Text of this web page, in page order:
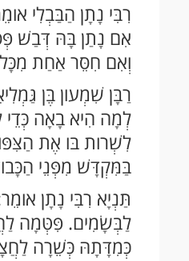
רִבִּי נָתָן הַבַּבְלִי
אִם נָתַן בָּהּ דְּבַשׁ
וְאִם חִסֵּר אַחַת
רַבָּן שִׁמְעון בֶּן
לְמָה הִיא בָאָה כְּדֵי
לִשְׁרות בּו אֶת
בַּמִּקְדָּשׁ מִפְּנֵי
תַּנְיָא רִבִּי נָתָן
לַבְּשָׂמִים. פִּטְּמָה
כְּמִדָּתָהּ כְּשֵׁרָה